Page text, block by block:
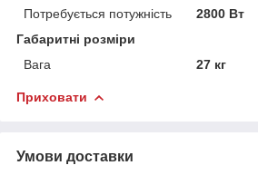
Потребується потужність
2800 Вт
Габаритні розміри
Вага
27 кг
Приховати
Умови доставки